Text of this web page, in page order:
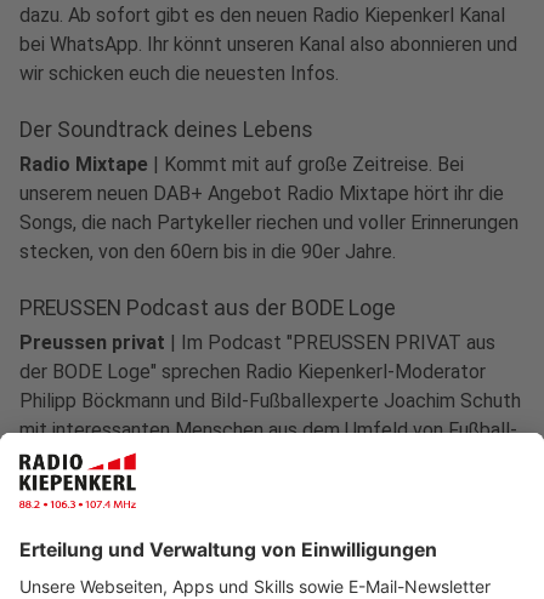
dazu. Ab sofort gibt es den neuen Radio Kiepenkerl Kanal
bei WhatsApp. Ihr könnt unseren Kanal also abonnieren und
wir schicken euch die neuesten Infos.
Der Soundtrack deines Lebens
Radio Mixtape | Kommt mit auf große Zeitreise. Bei
unserem neuen DAB+ Angebot Radio Mixtape hört ihr die
Songs, die nach Partykeller riechen und voller Erinnerungen
stecken, von den 60ern bis in die 90er Jahre.
PREUSSEN Podcast aus der BODE Loge
Preussen privat | Im Podcast "PREUSSEN PRIVAT aus
der BODE Loge" sprechen Radio Kiepenkerl-Moderator
Philipp Böckmann und Bild-Fußballexperte Joachim Schuth
mit interessanten Menschen aus dem Umfeld von Fußball-
Drittligist Preußen Münster - mit viel Privatem und wenig
Fußball.
Anzeige